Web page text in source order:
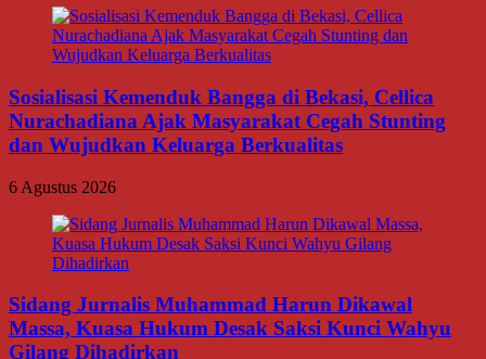
Sosialisasi Kemenduk Bangga di Bekasi, Cellica
Nurachadiana Ajak Masyarakat Cegah Stunting
dan Wujudkan Keluarga Berkualitas
6 Agustus 2026
Sidang Jurnalis Muhammad Harun Dikawal
Massa, Kuasa Hukum Desak Saksi Kunci Wahyu
Gilang Dihadirkan